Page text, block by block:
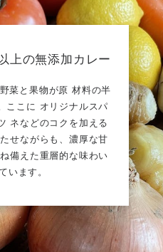
上の無添加カレー
菜と果物が原 材料の半
ここに オリジナルスパ
ネなどのコクを加える
せながらも、濃厚な甘
備えた重層的な味わい
います。